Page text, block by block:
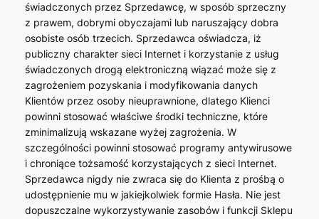
świadczonych przez Sprzedawcę, w sposób sprzeczny
z prawem, dobrymi obyczajami lub naruszający dobra
osobiste osób trzecich. Sprzedawca oświadcza, iż
publiczny charakter sieci Internet i korzystanie z usług
świadczonych drogą elektroniczną wiązać może się z
zagrożeniem pozyskania i modyfikowania danych
Klientów przez osoby nieuprawnione, dlatego Klienci
powinni stosować właściwe środki techniczne, które
zminimalizują wskazane wyżej zagrożenia. W
szczególności powinni stosować programy antywirusowe
i chroniące tożsamość korzystających z sieci Internet.
Sprzedawca nigdy nie zwraca się do Klienta z prośbą o
udostępnienie mu w jakiejkolwiek formie Hasła. Nie jest
dopuszczalne wykorzystywanie zasobów i funkcji Sklepu